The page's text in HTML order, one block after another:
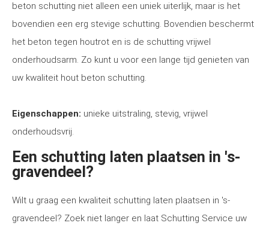
beton schutting niet alleen een uniek uiterlijk, maar is het
bovendien een erg stevige schutting. Bovendien beschermt
het beton tegen houtrot en is de schutting vrijwel
onderhoudsarm. Zo kunt u voor een lange tijd genieten van
uw kwaliteit hout beton schutting.
Eigenschappen: unieke uitstraling, stevig, vrijwel
onderhoudsvrij.
Een schutting laten plaatsen in 's-
gravendeel?
Wilt u graag een kwaliteit schutting laten plaatsen in 's-
gravendeel? Zoek niet langer en laat Schutting Service uw